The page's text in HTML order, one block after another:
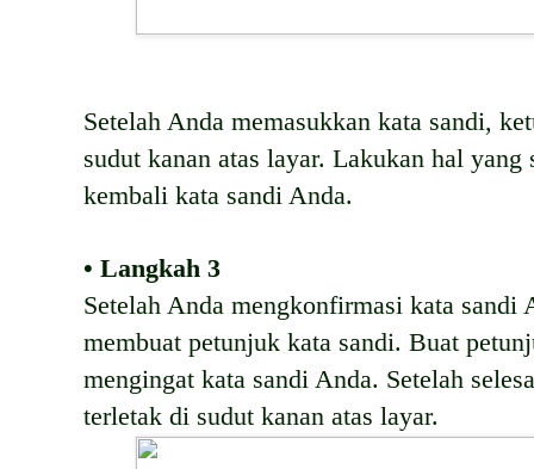
Setelah Anda memasukkan kata sandi,
sudut kanan atas layar. Lakukan hal yang
kembali kata sandi Anda.
• Langkah 3
Setelah Anda mengkonfirmasi kata
membuat petunjuk kata sandi. Buat
mengingat kata sandi Anda. Setelah
terletak di sudut kanan atas layar.